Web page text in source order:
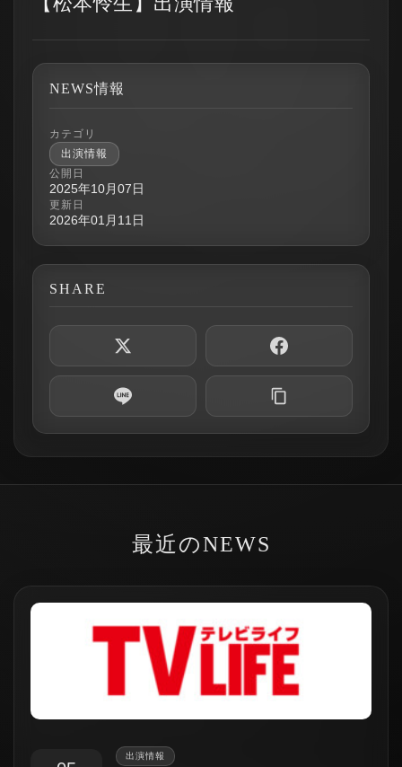
NEWS情報
カテゴリ
出演情報
公開日
2025年10月07日
更新日
2026年01月11日
SHARE
最近のNEWS
出演情報